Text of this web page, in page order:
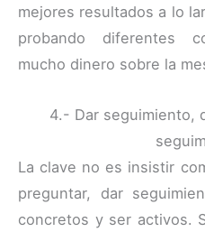
mejores resultados a lo
probando diferentes
mucho dinero sobre la
4.- Dar seguimiento,
La clave no es insistir
preguntar, dar
concretos y ser activos.